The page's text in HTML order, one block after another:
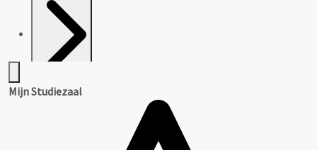
Mijn Studiezaal